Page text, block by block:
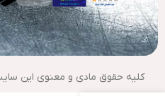
کلیه حقوق مادی و معنوی این